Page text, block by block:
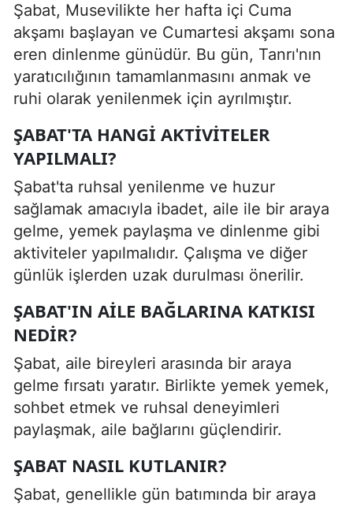
Şabat, Musevilikte her hafta içi Cuma
akşamı başlayan ve Cumartesi akşamı sona
eren dinlenme günüdür. Bu gün, Tanrı'nın
yaratıcılığının tamamlanmasını anmak ve
ruhi olarak yenilenmek için ayrılmıştır.
ŞABAT'TA HANGI AKTIVITELER
YAPILMALI?
Şabat'ta ruhsal yenilenme ve huzur
sağlamak amacıyla ibadet, aile ile bir araya
gelme, yemek paylaşma ve dinlenme gibi
aktiviteler yapılmalıdır. Çalışma ve diğer
günlük işlerden uzak durulması önerilir.
ŞABAT'IN AILE BAĞLARINA KATKISI
NEDIR?
Şabat, aile bireyleri arasında bir araya
gelme fırsatı yaratır. Birlikte yemek yemek,
sohbet etmek ve ruhsal deneyimleri
paylaşmak, aile bağlarını güçlendirir.
ŞABAT NASIL KUTLANIR?
Şabat, genellikle gün batımında bir araya